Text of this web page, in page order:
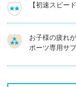
【初速スピー
お子様の疲れ
ポーツ専用サ